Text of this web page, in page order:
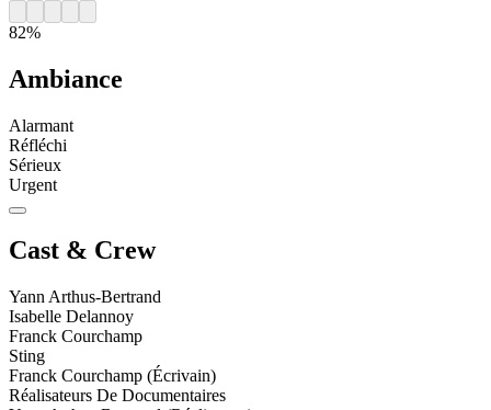
82%
Ambiance
Alarmant
Réfléchi
Sérieux
Urgent
Cast & Crew
Yann Arthus-Bertrand
Isabelle Delannoy
Franck Courchamp
Sting
Franck Courchamp (Écrivain)
Réalisateurs De Documentaires